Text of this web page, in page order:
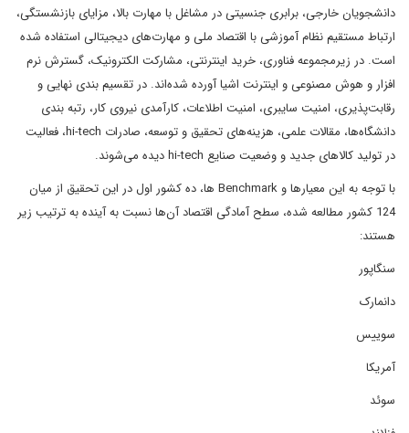
دانشجویان خارجی، برابری جنسیتی در مشاغل با مهارت بالا، مزایای بازنشستگی،
ارتباط مستقیم نظام آموزشی با اقتصاد ملی و مهارت­‌های دیجیتالی استفاده شده
است. در زیرمجموعه فناوری، خرید اینترنتی، مشارکت الکترونیک، گسترش نرم­‌
افزار و هوش مصنوعی و اینترنت اشیا آورده شده‌­اند. در تقسیم بندی نهایی و
رقابت‌­پذیری، امنیت سایبری، امنیت اطلاعات، کارآمدی نیروی کار، رتبه ­بندی
دانشگاه‌­ها، مقالات علمی، هزینه‌های تحقیق و توسعه، صادرات hi-tech، فعالیت
در تولید کالاهای جدید و وضعیت صنایع hi-tech دیده می­‌شوند.
با توجه به این معیارها و Benchmark ها، ده کشور اول در این تحقیق از میان
124 کشور مطالعه شده، سطح آمادگی اقتصاد آن­‌ها نسبت به آینده به ترتیب زیر
هستند:
سنگاپور
دانمارک
سوییس
آمریکا
سوئد